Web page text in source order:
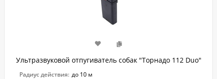
Ультразвуковой отпугиватель собак "Торнадо 112 Duo"
Радиус действия: до 10 м